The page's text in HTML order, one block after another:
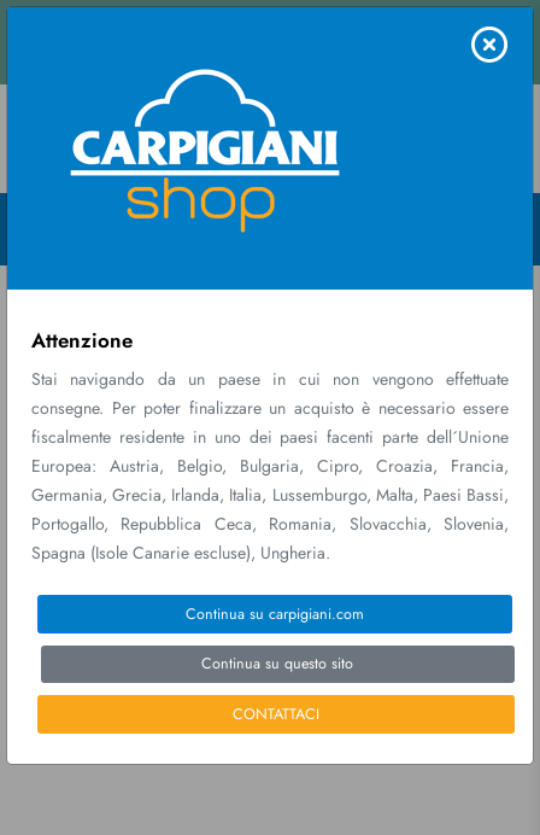
Contattaci
Menu Open
Attenzione
Stai navigando da un paese in cui non vengono effettuate
consegne. Per poter finalizzare un acquisto è necessario essere
fiscalmente residente in uno dei paesi facenti parte dell´Unione
Europea: Austria, Belgio, Bulgaria, Cipro, Croazia, Francia,
Germania, Grecia, Irlanda, Italia, Lussemburgo, Malta, Paesi Bassi,
Portogallo, Repubblica Ceca, Romania, Slovacchia, Slovenia,
Spagna (Isole Canarie escluse), Ungheria.
Continua su carpigiani.com
Continua su questo sito
CONTATTACI
Home
registrazione:
In caso di azienda esterna all'Italia, è necessario far parte
dell'Unione Europea ed essere registrati al VIES.
In caso di azienda Italiana l'iscrizione al VIES non è necessaria.
Anagrafica
Verifica
Sei già iscritto?
Effettua il login